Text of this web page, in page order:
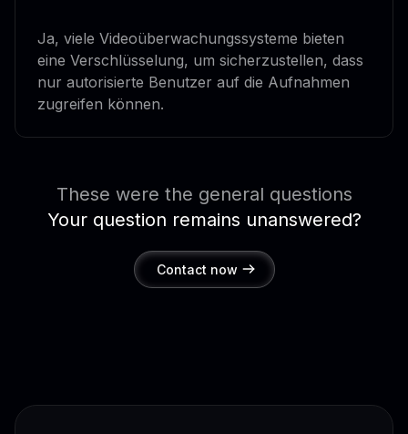
Ja, viele Videoüberwachungssysteme bieten
eine Verschlüsselung, um sicherzustellen, dass
nur autorisierte Benutzer auf die Aufnahmen
zugreifen können.
These were the general questions
Your question remains unanswered?
Contact now